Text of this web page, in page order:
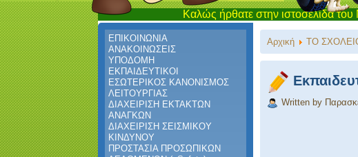
Καλώς ήρθατε στην ιστοσελίδα του
ΕΠΙΚΟΙΝΩΝΙΑ
ΑΝΑΚΟΙΝΩΣΕΙΣ
ΥΠΟΔΟΜΗ
ΕΚΠΑΙΔΕΥΤΙΚΟΙ
ΕΣΩΤΕΡΙΚΟΣ ΚΑΝΟΝΙΣΜΟΣ
ΛΕΙΤΟΥΡΓΙΑΣ
ΔΙΑΧΕΙΡΙΣΗ ΕΚΤΑΚΤΩΝ
ΑΝΑΓΚΩΝ
ΔΙΑΧΕΙΡΙΣΗ ΣΕΙΣΜΙΚΟΥ
ΚΙΝΔΥΝΟΥ
ΠΡΟΣΤΑΣΙΑ ΠΡΟΣΩΠΙΚΩΝ
Αρχική ΤΟ
Written by